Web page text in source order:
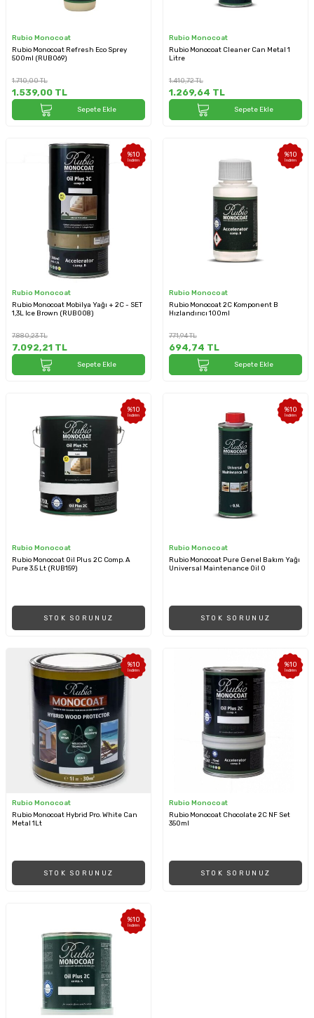
Rubio Monocoat
Rubio Monocoat Refresh Eco Sprey
500ml (RUB069)
1.710,00TL
1.539,00 TL
Sepete Ekle
Rubio Monocoat
Rubio Monocoat Cleaner Can Metal 1
Litre
1.410,72TL
1.269,64 TL
Sepete Ekle
%10
İndirim
Rubio Monocoat
Rubio Monocoat Mobilya Yağı + 2C - SET
1,3L Ice Brown (RUB008)
7.880,23TL
7.092,21 TL
Sepete Ekle
%10
İndirim
Rubio Monocoat
Rubio Monocoat 2C Komponent B
Hızlandırıcı 100ml
771,94TL
694,74 TL
Sepete Ekle
%10
İndirim
Rubio Monocoat
Rubio Monocoat Oil Plus 2C Comp. A
Pure 3.5 Lt (RUB159)
STOK SORUNUZ
%10
İndirim
Rubio Monocoat
Rubio Monocoat Pure Genel Bakım Yağı
Universal Maintenance Oil 0
STOK SORUNUZ
%10
İndirim
Rubio Monocoat
Rubio Monocoat Hybrid Pro. White Can
Metal 1Lt
STOK SORUNUZ
%10
İndirim
Rubio Monocoat
Rubio Monocoat Chocolate 2C NF Set
350ml
STOK SORUNUZ
%10
İndirim